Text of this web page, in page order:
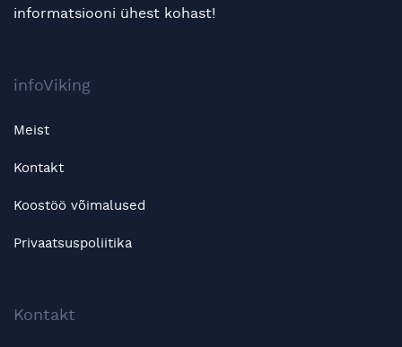
informatsiooni ühest kohast!
infoViking
Meist
Kontakt
Koostöö võimalused
Privaatsuspoliitika
Kontakt